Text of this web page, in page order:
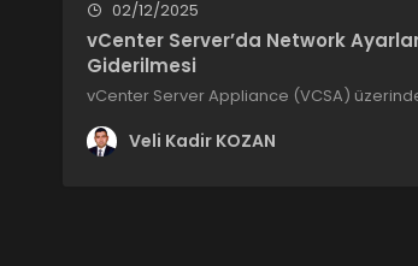
02/12/2025
vCenter Server’da Network
Giderilmesi
vCenter Server Appliance (VCSA)
Veli Kadir KOZAN